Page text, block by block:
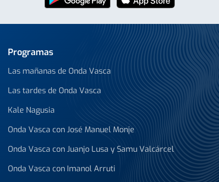
Programas
Las mañanas de Onda Vasca
Las tardes de Onda Vasca
Kale Nagusia
Onda Vasca con José Manuel Monje
Onda Vasca con Juanjo Lusa y Samu Valcárcel
Onda Vasca con Imanol Arruti